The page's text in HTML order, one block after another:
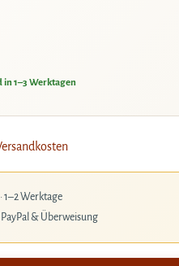
in 1–3 Werktagen
1–2 Werktage
PayPal & Überweisung